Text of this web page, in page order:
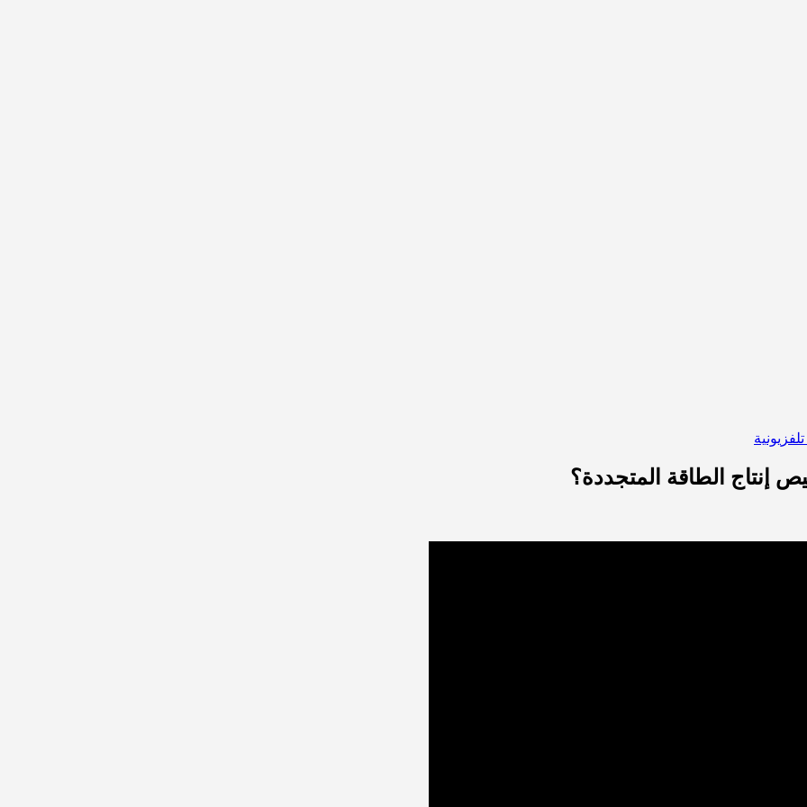
إنتاج الطاقة المتجددة؟